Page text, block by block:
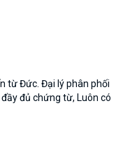
từ Đức. Đại lý phân phối
đủ chứng từ, Luôn có